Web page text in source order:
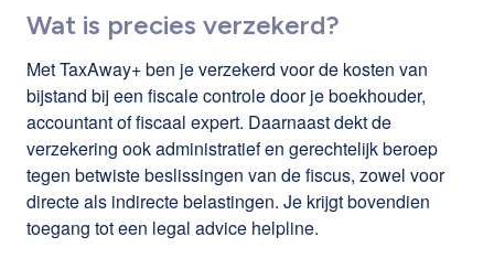
Wat is precies verzekerd?
Met TaxAway+ ben je verzekerd voor de kosten van
bijstand bij een fiscale controle door je boekhouder,
accountant of fiscaal expert. Daarnaast dekt de
verzekering ook administratief en gerechtelijk beroep
tegen betwiste beslissingen van de fiscus, zowel voor
directe als indirecte belastingen. Je krijgt bovendien
toegang tot een legal advice helpline.